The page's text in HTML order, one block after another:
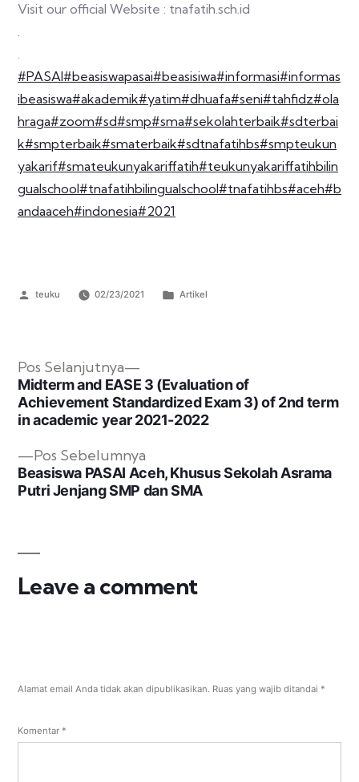
Visit our official Website : tnafatih.sch.id
.
.
#PASAI#beasiswapasai#beasisiwa#informasi#informas
ibeasiswa#akademik#yatim#dhuafa#seni#tahfidz#ola
hraga#zoom#sd#smp#sma#sekolahterbaik#sdterbai
k#smpterbaik#smaterbaik#sdtnafatihbs#smpteukun
yakarif#smateukunyakariffatih#teukunyakariffatihbilin
gualschool#tnafatihbilingualschool#tnafatihbs#aceh#b
andaaceh#indonesia#2021
teuku 02/23/2021 Artikel
Pos Sebelumnya
Beasiswa PASAI Aceh, Khusus Sekolah Asrama
Putri Jenjang SMP dan SMA
Pos Selanjutnya
Midterm and EASE 3 (Evaluation of
Achievement Standardized Exam 3) of 2nd term
in academic year 2021-2022
Leave a comment
Alamat email Anda tidak akan dipublikasikan. Ruas yang wajib ditandai *
Komentar *